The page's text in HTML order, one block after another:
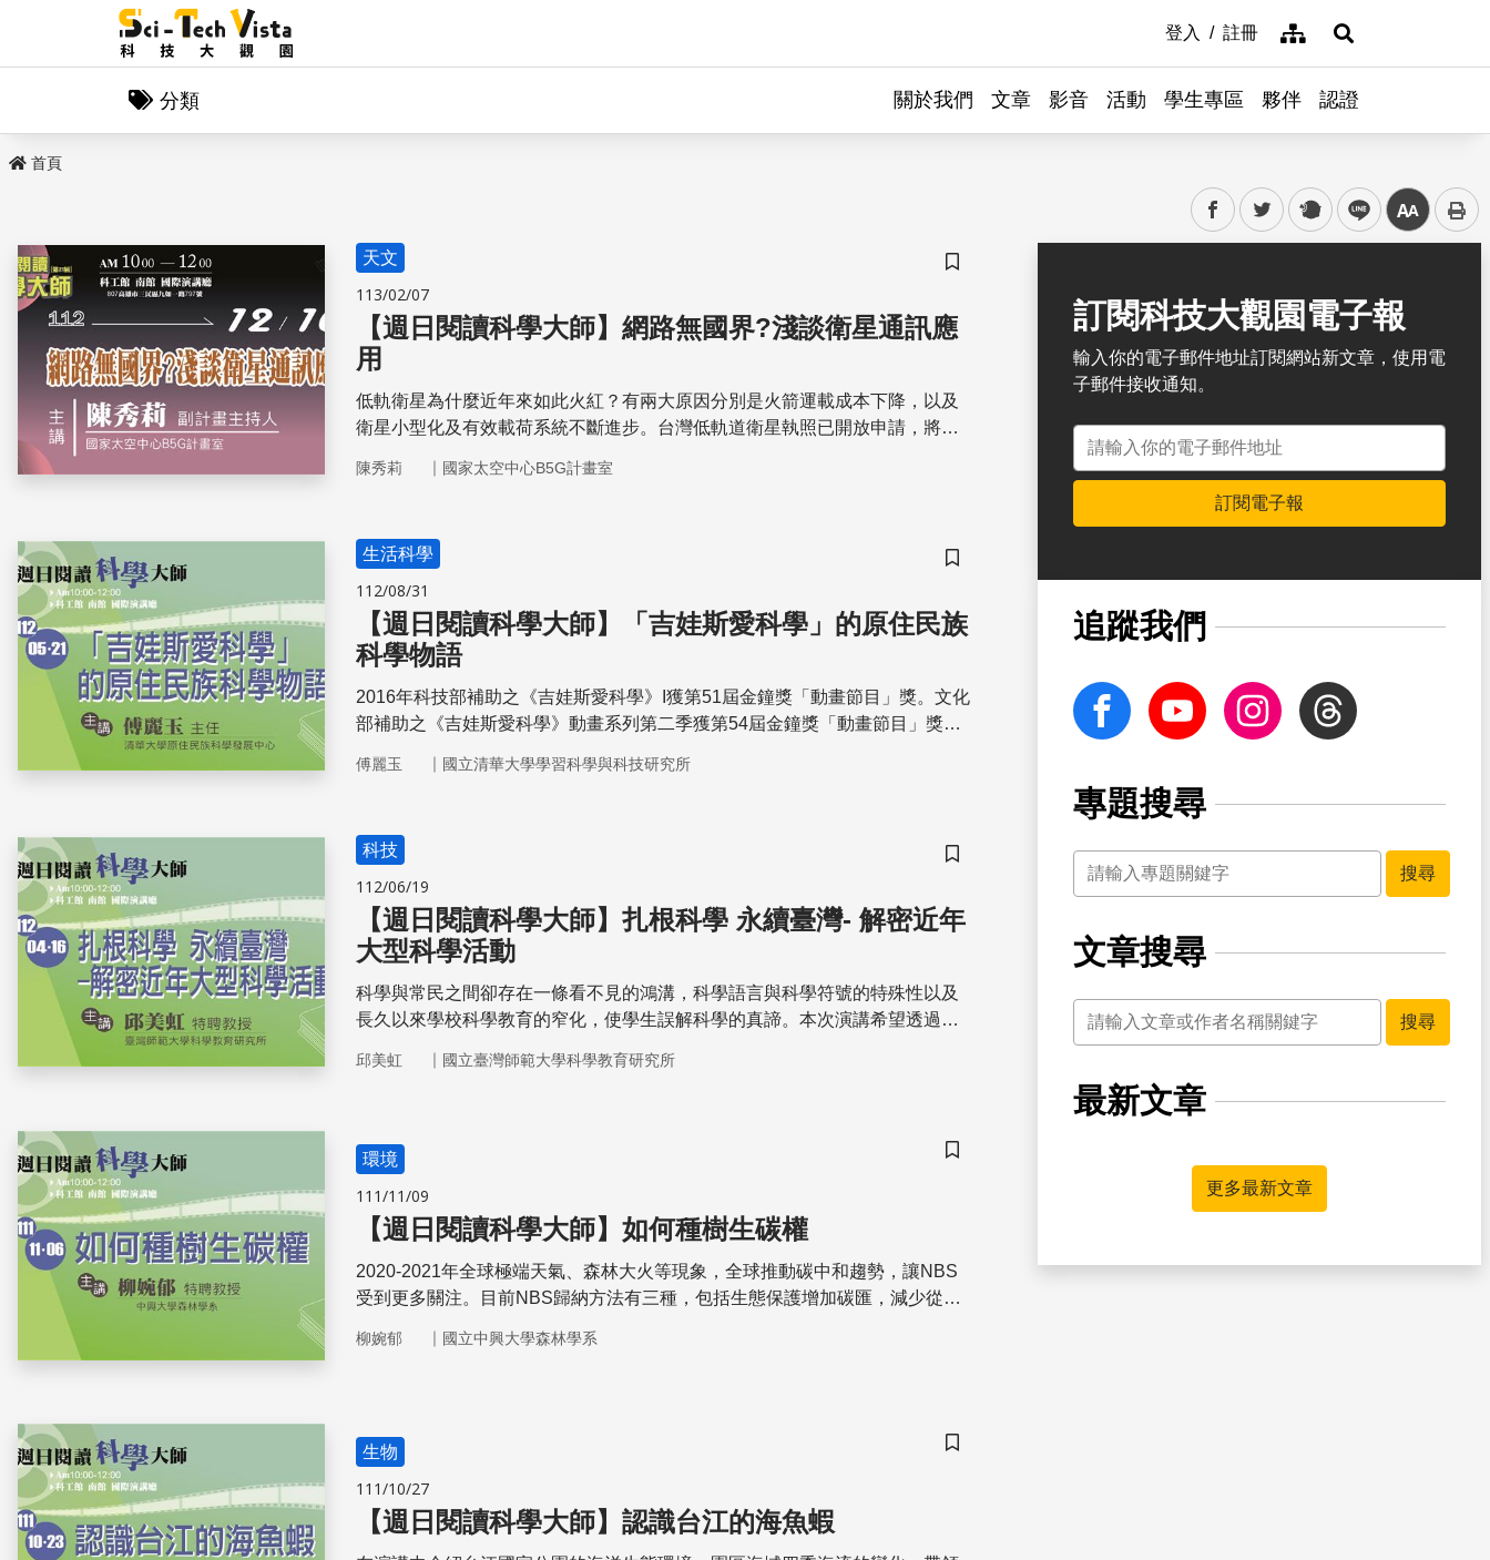
登入 註冊 網站導覽展開搜尋
分類 關於我們 文章 影音 活動 學生專區 夥伴 認證
首頁
facebooktwitter plurk line 中
儲存書籤
天文
113/02/07
【週日閱讀科學大師】網路無國界?淺談衛星通訊應
用
低軌衛星為什麼近年來如此火紅？有兩大原因分別是火箭運載成本下降，以及
衛星小型化及有效載荷系統不斷進步。台灣低軌道衛星執照已開放申請，將開
又如何跟各國搶吃低軌衛星商機？歡迎您前來一同參與。
陳秀莉 ｜ 國家太空中心B5G計畫室
儲存書籤
生活科學
112/08/31
【週日閱讀科學大師】「吉娃斯愛科學」的原住民族
科學物語
2016年科技部補助之《吉娃斯愛科學》I獲第51屆金鐘獎「動畫節目」獎。文化
部補助之《吉娃斯愛科學》動畫系列第二季獲第54屆金鐘獎「動畫節目」獎入
56屆金鐘獎「動畫節目」獎入圍，有華語與英語發音版，文化族群包括泰雅族
傅麗玉 ｜ 國立清華大學學習科學與科技研究所
儲存書籤
科技
112/06/19
【週日閱讀科學大師】扎根科學 永續臺灣- 解密近年
大型科學活動
科學與常民之間卻存在一條看不見的鴻溝，科學語言與科學符號的特殊性以及
長久以來學校科學教育的窄化，使學生誤解科學的真諦。本次演講希望透過科
離
邱美虹 ｜ 國立臺灣師範大學科學教育研究所
儲存書籤
環境
111/11/09
【週日閱讀科學大師】如何種樹生碳權
2020-2021年全球極端天氣、森林大火等現象，全球推動碳中和趨勢，讓NBS
受到更多關注。目前NBS歸納方法有三種，包括生態保護增加碳匯，減少從土
育，修復已退化的生物群，如恢復海草地和紅樹林等沿海生態系
柳婉郁 ｜ 國立中興大學森林學系
儲存書籤
生物
111/10/27
【週日閱讀科學大師】認識台江的海魚蝦
訂閱科技大觀園電子報
輸入你的電子郵件地址訂閱網站新文章，使用電
子郵件接收通知。
電子郵件地址
訂閱電子報
追蹤我們
facebook Youtube InstagramThreads
專題搜尋
關鍵字
搜尋
文章搜尋
關鍵字
搜尋
最新文章
更多最新文章